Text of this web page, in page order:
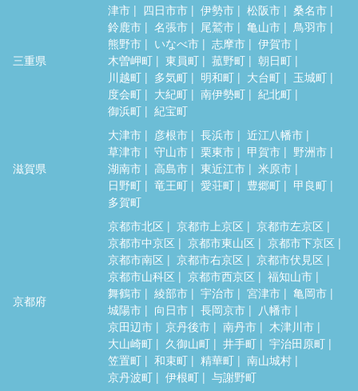
三重県
津市 四日市市 伊勢市 松阪市
桑名市
鈴鹿市
名張市 尾鷲市 亀山市
鳥羽市
熊野市
いなべ市 志摩市
伊賀市
木曽岬町
東員町 菰野町
朝日町
川越町
多気町 明和町 大台町
玉城町
度会町
大紀町 南伊勢町
紀北町
御浜町
紀宝町
滋賀県
大津市 彦根市 長浜市
近江八幡市
草津市
守山市 栗東市 甲賀市
野洲市
湖南市
高島市 東近江市
米原市
日野町
竜王町 愛荘町 豊郷町
甲良町
多賀町
京都府
京都市北区 京都市上京区
京都市左京区
京都市中京区
京都市東山区
京都市下京区
京都市南区
京都市右京区
京都市伏見区
京都市山科区
京都市西京区
福知山市
舞鶴市
綾部市 宇治市 宮津市
亀岡市
城陽市
向日市 長岡京市
八幡市
京田辺市
京丹後市 南丹市
木津川市
大山崎町
久御山町 井手町
宇治田原町
笠置町
和束町 精華町
南山城村
京丹波町
伊根町 与謝野町